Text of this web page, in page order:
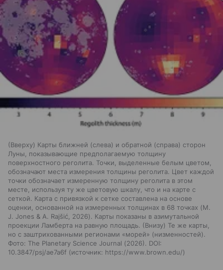
(Вверху) Карты ближней (слева) и обратной (справа) сторон
Луны, показывающие предполагаемую толщину
поверхностного реголита. Точки, выделенные белым цветом,
обозначают места измерения толщины реголита. Цвет каждой
точки обозначает измеренную толщину реголита в этом
месте, используя ту же цветовую шкалу, что и на карте с
сеткой. Карта с привязкой к сетке составлена на основе
оценки, основанной на измеренных толщинах в 68 точках (M.
J. Jones & A. Rajšić, 2026). Карты показаны в азимутальной
проекции Ламберта на равную площадь. (Внизу) Те же карты,
но с заштрихованными регионами «морей» (низменностей).
Фото: The Planetary Science Journal (2026). DOI:
10.3847/psj/ae7a6f
источник: https://www.brown.edu/